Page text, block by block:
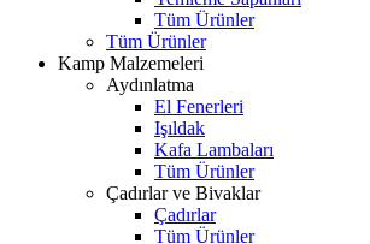
Tüm Ürünler
Tüm Ürünler
Kamp Malzemeleri
Aydınlatma
El Fenerleri
Işıldak
Kafa Lambaları
Tüm Ürünler
Çadırlar ve Bivaklar
Çadırlar
Tüm Ürünler